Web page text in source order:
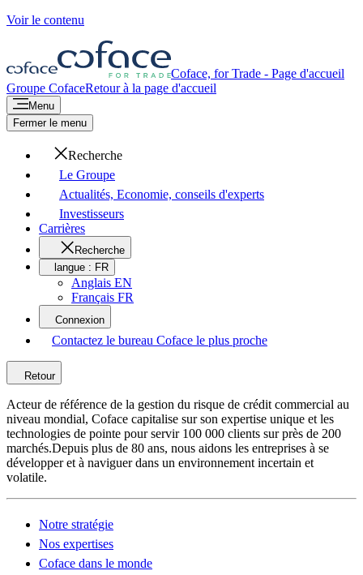
Voir le contenu
Coface, for Trade - Page d'accueil
Groupe CofaceRetour à la page d'accueil
Menu
Fermer le menu
Recherche
Le Groupe
Actualités, Economie, conseils d'experts
Investisseurs
Carrières
Recherche
langue : FR
Anglais EN
Français FR
Connexion
Contactez le bureau Coface le plus proche
Retour
Acteur de référence de la gestion du risque de crédit commercial au
niveau mondial, Coface capitalise sur son expertise unique et les
technologies de pointe pour servir 100 000 clients sur près de 200
marchés.Depuis plus de 80 ans, nous aidons les entreprises à se
développer et à naviguer dans un environnement incertain et
volatile.
Notre stratégie
Nos expertises
Coface dans le monde